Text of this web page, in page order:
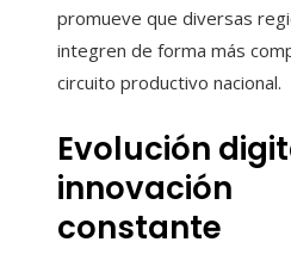
promueve que diversas
integren de forma más
circuito productivo nacional.
Evolución
innovación
constante